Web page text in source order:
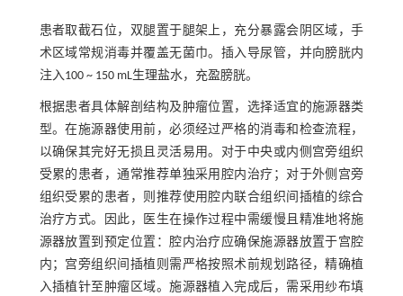
患者取截石位，双腿置于腿架上，充分暴露会阴区域，手
术区域常规消毒并覆盖无菌巾。插入导尿管，并向膀胱内
注入100 ~ 150 mL生理盐水，充盈膀胱。
根据患者具体解剖结构及肿瘤位置，选择适宜的施源器类
型。在施源器使用前，必须经过严格的消毒和检查流程，
以确保其完好无损且灵活易用。对于中央或内侧宫旁组织
受累的患者，通常推荐单独采用腔内治疗；对于外侧宫旁
组织受累的患者，则推荐使用腔内联合组织间插植的综合
治疗方式。因此，医生在操作过程中需缓慢且精准地将施
源器放置到预定位置：腔内治疗应确保施源器放置于宫腔
内；宫旁组织间插植则需严格按照术前规划路径，精确植
入插植针至肿瘤区域。施源器植入完成后，需采用纱布填